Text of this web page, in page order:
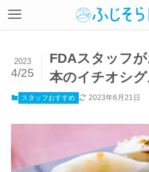
FDAスタッフ
本のイチオシグ
2023
4/25
スタッフおすすめ 2023年6月21日